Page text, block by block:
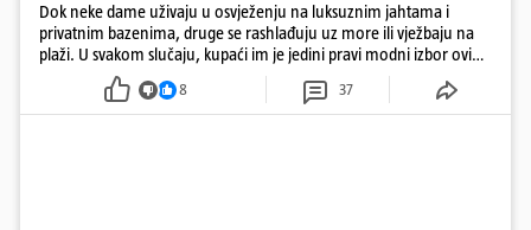
Dok neke dame uživaju u osvježenju na luksuznim jahtama i
privatnim bazenima, druge se rashlađuju uz more ili vježbaju na
plaži. U svakom slučaju, kupaći im je jedini pravi modni izbor ovih
8 37